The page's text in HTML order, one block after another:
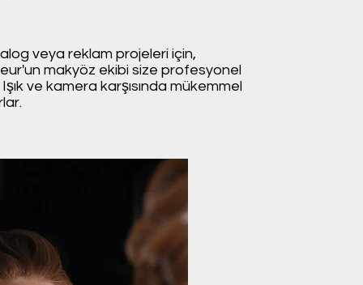
veya reklam projeleri için,
makyöz ekibi size profesyonel
ve kamera karşısında mükemmel